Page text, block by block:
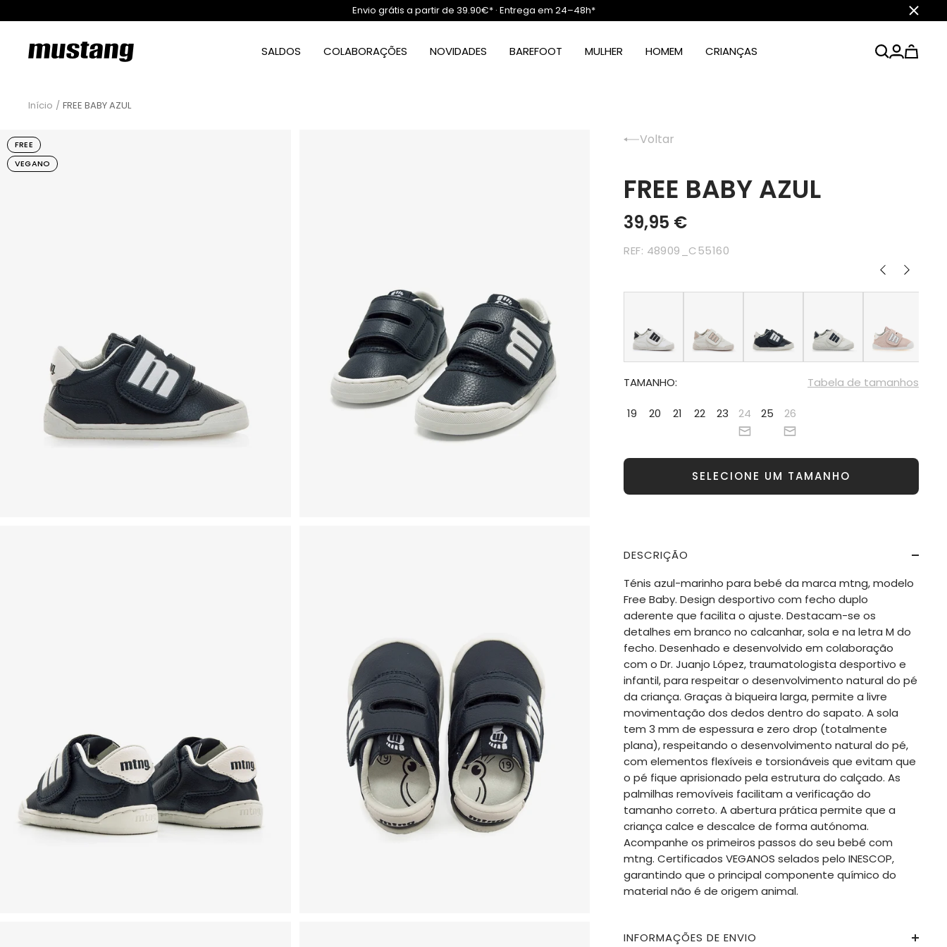
conteúdo
Envio grátis a partir de 39.90€* · Entrega em 24–48h* Fechar
mtngshoes SALDOS COLABORAÇÕES NOVIDADES BAREFOOT MULHER HOMEM CRIANÇAS
Início FREE BABY AZUL
FREE
VEGANO
Voltar
FREE BABY AZUL
39,95 €
REF: 48909_C55160
TAMANHO: Tabela de tamanhos
19 20 21 22 23 24 25 26
SELECIONE UM TAMANHO
DESCRIÇÃO
Ténis azul-marinho para bebé da marca mtng, modelo
Free Baby. Design desportivo com fecho duplo
aderente que facilita o ajuste. Destacam-se os
detalhes em branco no calcanhar, sola e na letra M do
fecho. Desenhado e desenvolvido em colaboração
com o Dr. Juanjo López, traumatologista desportivo e
infantil, para respeitar o desenvolvimento natural do pé
da criança. Graças à biqueira larga, permite a livre
movimentação dos dedos dentro do sapato. A sola
tem 3 mm de espessura e zero drop (totalmente
plana), respeitando o desenvolvimento natural do pé,
com elementos flexíveis e torsionáveis que evitam que
o pé fique aprisionado pela estrutura do calçado. As
palmilhas removíveis facilitam a verificação do
tamanho correto. A abertura prática permite que a
criança calce e descalce de forma autónoma.
Acompanhe os primeiros passos do seu bebé com
mtng. Certificados VEGANOS selados pelo INESCOP,
garantindo que o principal componente químico do
material não é de origem animal.
INFORMAÇÕES DE ENVIO